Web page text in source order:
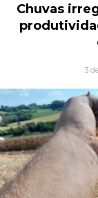
Chuvas
3